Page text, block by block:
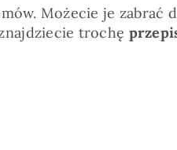
Możecie je zabrać
trochę